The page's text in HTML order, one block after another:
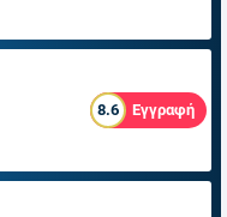
8.6 Εγγραφή